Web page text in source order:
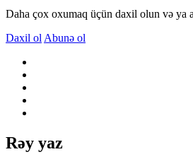
Daha çox oxumaq üçün daxil olun və ya
Daxil ol Abunə ol
Rəy yaz